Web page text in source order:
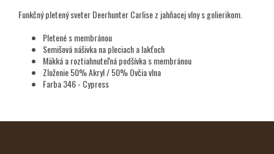
Funkčný pletený sveter Deerhunter Carlise z jahňacej vlny s golierikom.
Pletené s membránou
Semišová nášivka na pleciach a lakťoch
Mäkká a roztiahnuteľná podšívka s membránou
Zloženie 50% Akryl / 50% Ovčia vlna
Farba 346 - Cypress
Z